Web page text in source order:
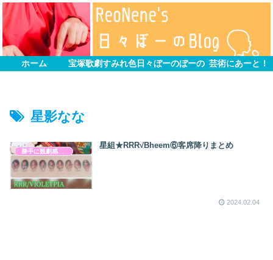
ホーム 宝塚歌劇すみれ色日々ぼーのぼーの 芸術にあーと！
星影なな
星組★RRR√Bheem⑥客席降りまとめ
2024.02.04